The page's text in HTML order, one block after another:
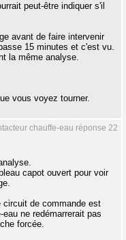
peut-être indiquer s'il
avant de faire intervenir
15 minutes et c'est vu.
la même analyse.
vous voyez tourner.
chauffe-eau réponse 22
capot ouvert pour voir
circuit de commande est
ne redémarrerait pas
forcée.